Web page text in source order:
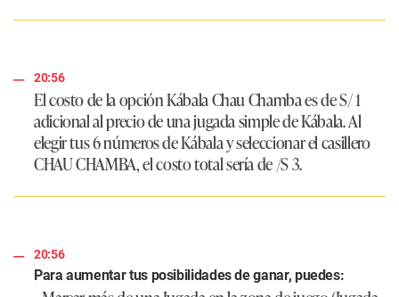
20:56
El costo de la opción Kábala Chau Chamba es de S/ 1
adicional al precio de una jugada simple de Kábala. Al
elegir tus 6 números de Kábala y seleccionar el casillero
CHAU CHAMBA, el costo total sería de /S 3.
20:56
Para aumentar tus posibilidades de ganar, puedes: